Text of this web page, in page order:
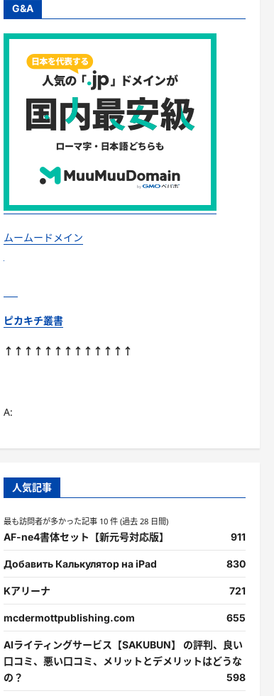
G&A
ムームードメイン
ピカキチ叢書
↑↑↑↑↑↑↑↑↑↑↑↑↑
A:
人気記事
最も訪問者が多かった記事 10 件 (過去 28 日間)
AF-ne4書体セット【新元号対応版】 911
Добавить Калькулятор на iPad 830
Kアリーナ 721
mcdermottpublishing.com 655
AIライティングサービス【SAKUBUN】 の評判、良い
口コミ、悪い口コミ、メリットとデメリットはどうな
の？
598